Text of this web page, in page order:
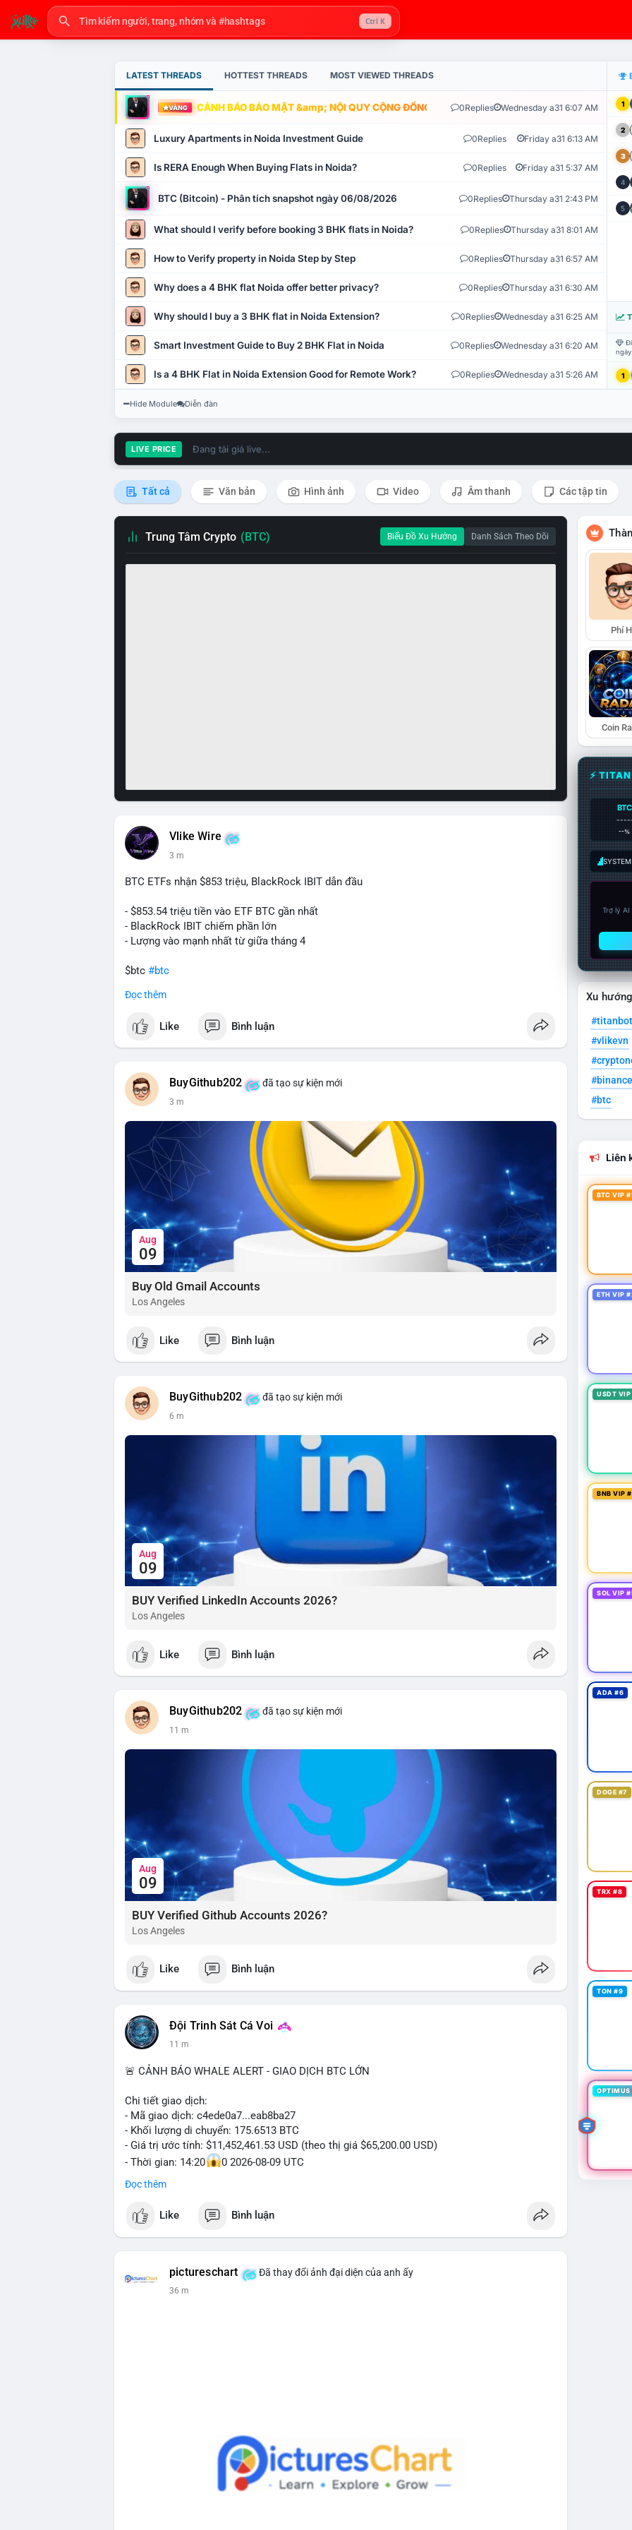
Ctrl K
LATEST THREADS HOTTEST THREADS MOST VIEWED THREADS
VÀNG CẢNH BÁO BẢO MẬT &amp; NỘI QUY CỘNG ĐỒNG VLIKE.VN: HỆ THỐNG GIÁM SÁT TỰ
0Replies Wednesday a31 6:07 AM
Luxury Apartments in Noida Investment Guide 0Replies Friday a31 6:13 AM
Is RERA Enough When Buying Flats in Noida? 0Replies Friday a31 5:37 AM
BTC (Bitcoin) - Phân tích snapshot ngày 06/08/2026 0Replies Thursday a31 2:43 PM
What should I verify before booking 3 BHK flats in Noida? 0Replies Thursday a31 8:01 AM
How to Verify property in Noida Step by Step 0Replies Thursday a31 6:57 AM
Why does a 4 BHK flat Noida offer better privacy? 0Replies Thursday a31 6:30 AM
Why should I buy a 3 BHK flat in Noida Extension? 0Replies Wednesday a31 6:25 AM
Smart Investment Guide to Buy 2 BHK Flat in Noida 0Replies Wednesday a31 6:20 AM
Is a 4 BHK Flat in Noida Extension Good for Remote Work? 0Replies Wednesday a31 5:26 AM
1
2
3
4
5
1
Hide Module Diễn đàn
LIVE PRICE Đang tải giá live...
Tất cả Văn bản Hình ảnh Video Âm thanh Các tập tin
Trung Tâm Crypto (BTC) Biểu Đồ Xu Hướng Danh Sách Theo Dõi
Vlike Wire
3 m
BTC ETFs nhận $853 triệu, BlackRock IBIT dẫn đầu
- $853.54 triệu tiền vào ETF BTC gần nhất
- BlackRock IBIT chiếm phần lớn
- Lượng vào mạnh nhất từ giữa tháng 4
$btc #btc
#vlikevn
📰 Nguồn: CoinDesk
Đọc thêm
Like Bình luận
BuyGithub202 đã tạo sự kiện mới
3 m
Aug
09
Buy Old Gmail Accounts
Los Angeles
Like Bình luận
BuyGithub202 đã tạo sự kiện mới
6 m
Aug
09
BUY Verified LinkedIn Accounts 2026?
Los Angeles
Like Bình luận
BuyGithub202 đã tạo sự kiện mới
11 m
Aug
09
BUY Verified Github Accounts 2026?
Los Angeles
Like Bình luận
Đội Trinh Sát Cá Voi
11 m
🚨 CẢNH BÁO WHALE ALERT - GIAO DỊCH BTC LỚN
Chi tiết giao dịch:
- Mã giao dịch: c4ede0a7...eab8ba27
- Khối lượng di chuyển: 175.6513 BTC
- Giá trị ước tính: $11,452,461.53 USD (theo thị giá $65,200.00 USD)
- Thời gian: 14:20
0 2026-08-09 UTC
Nhận định phân tích:
Khối lượng 175.65 BTC trị giá hơn 11.45 triệu USD được phát hiện trong Mempool cho thấy
một cá voi đang thực hiện hành vi chuyển dịch tài sản quy mô lớn. Với mức giá 65,200 USD,
động thái này có thể là bước khởi đầu cho việc gom hàng vào ví lạnh nhằm tích lũy dài hạn,
nhận khiến thị trường dễ phản ứng thận trọng, tạo áp lực tâm lý ngắn hạn lên giá BTC nếu
dòng tiền này đổ vào sàn.
Đọc thêm
Like Bình luận
pictureschart Đã thay đổi ảnh đại diện của anh ấy
36 m
Phí
Coin
⚡
BTC
--%
Trợ lý
Xu
#titanbot
#vlikevn
#btc
Liên
BTC VIP
ETH VIP
USDT
BNB VIP
SOL VIP
ADA #6
DOGE #7
TRX #8
TON #9
OPTIMUS